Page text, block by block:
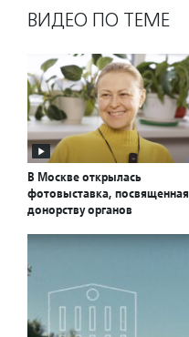
ВИДЕО ПО ТЕМЕ
В Москве открылась
фотовыставка, посвященная
донорству органов